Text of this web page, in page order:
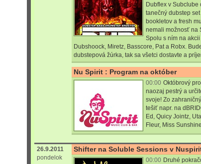
Dubflex v
tanečný dubstep
bookletov a fresh
nemali možnosť na
Spolu s ním na
Dubshoock, Miretz, Basscore, Pat a Robx.
dubstepová žúrka, tak sa všetci dostavte a
Nu Spirit : Program na október
00:00 Októbrový
naozaj pestrý a
svoje! Zo
tešiť napr. na
Ed, Quicy Jointz,
Fleur, Miss
26.9.2011
pondelok
Shifter na Soluble Sessions v
00:00 Druhé